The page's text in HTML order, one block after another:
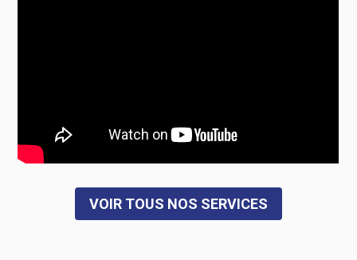
VOIR TOUS NOS SERVICES